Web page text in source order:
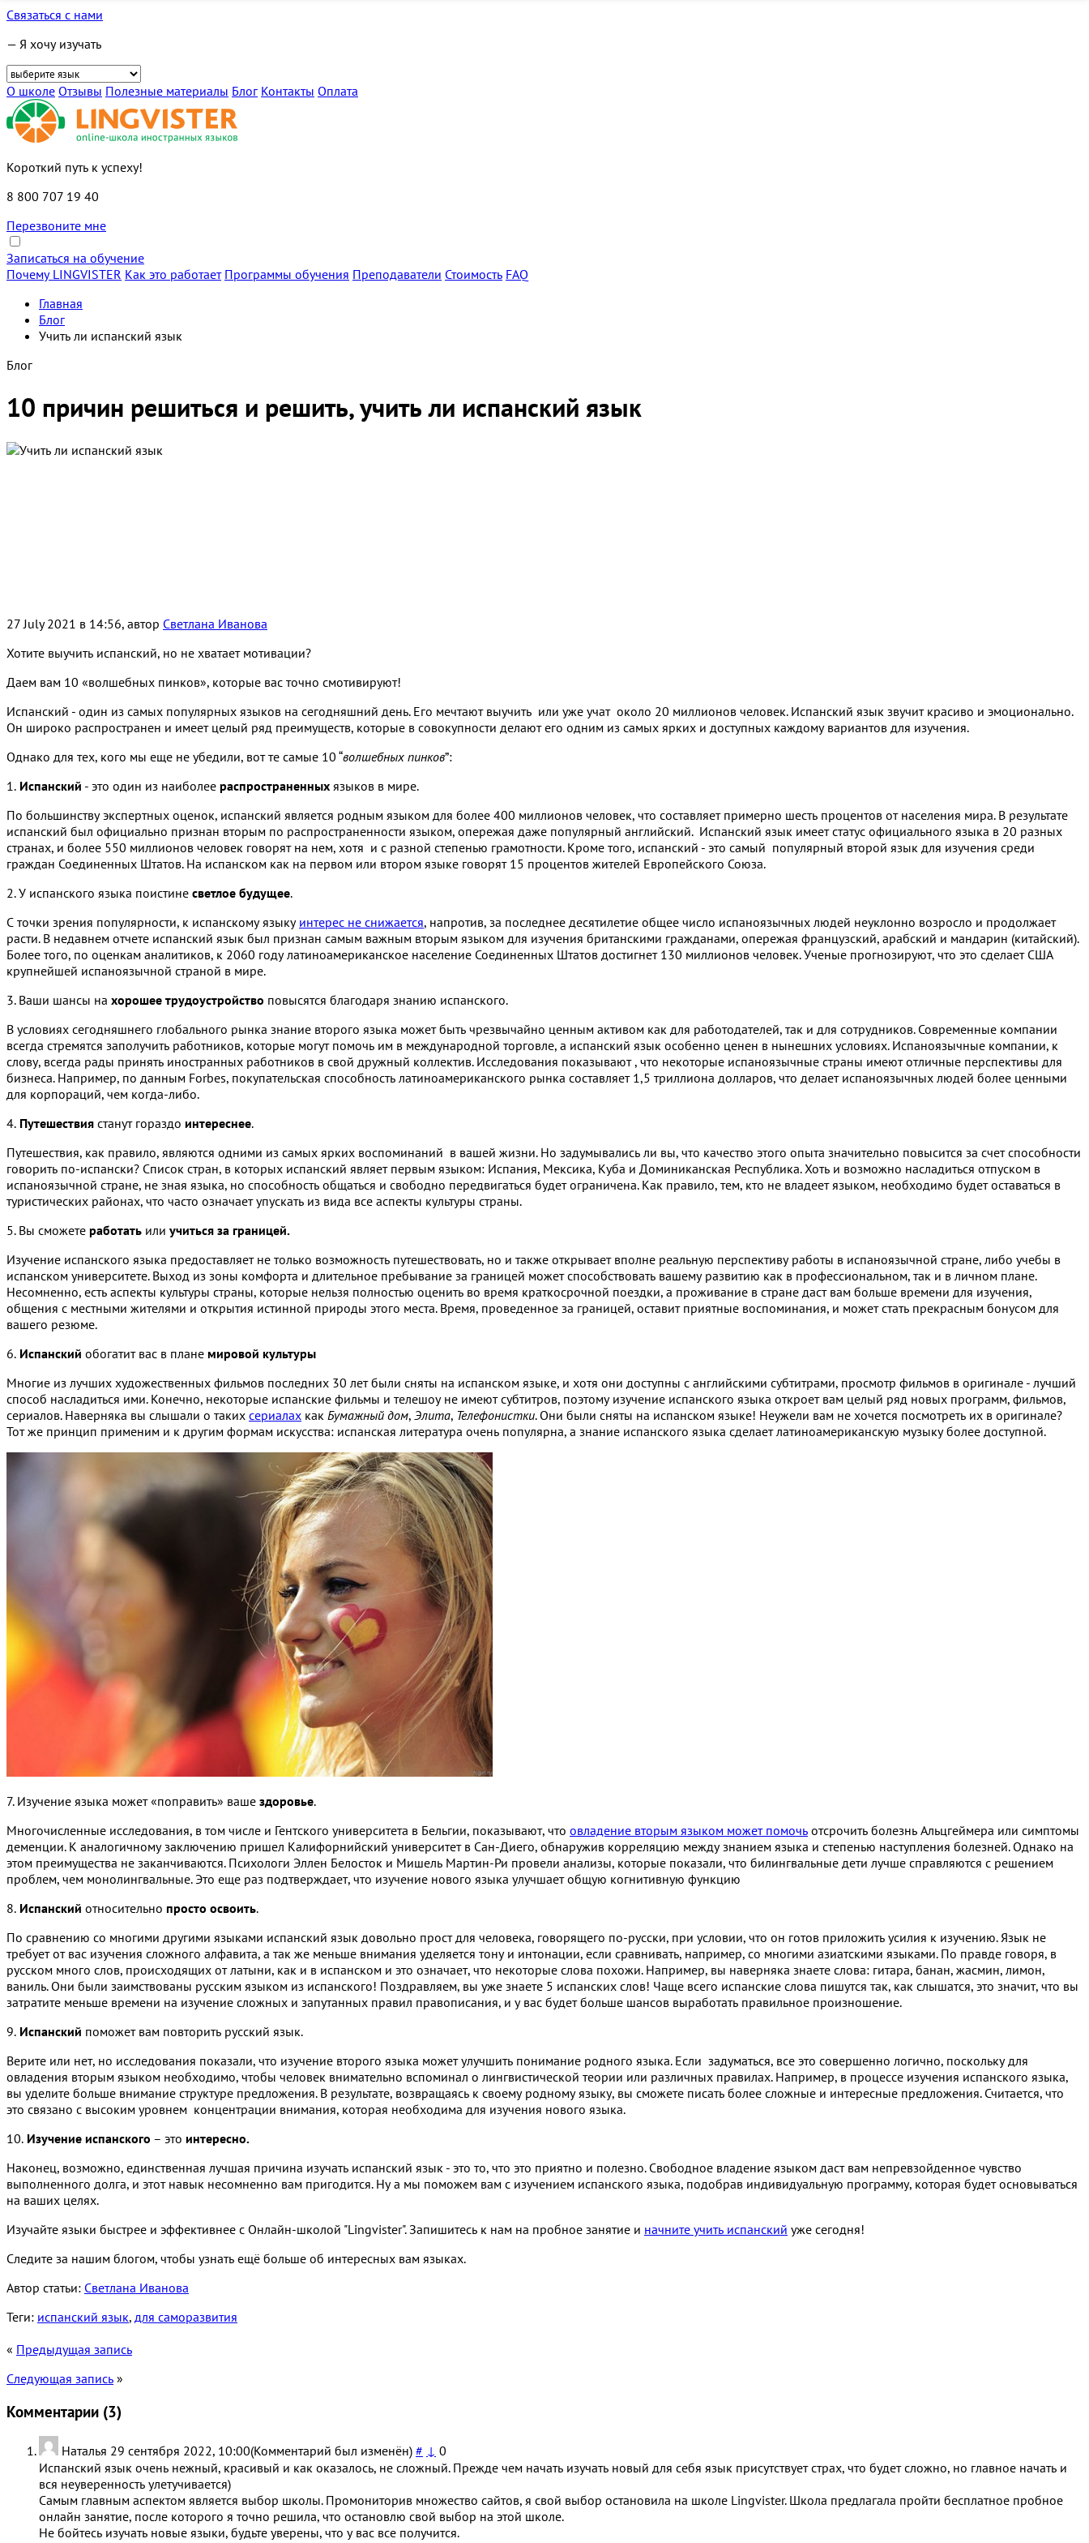
Связаться с нами
— Я хочу изучать
О школе Отзывы Полезные материалы Блог Контакты Оплата
Короткий путь к успеху!
8 800 707 19 40
Перезвоните мне
Записаться на обучение
Почему LINGVISTER Как это работает Программы обучения Преподаватели Стоимость FAQ
Главная
Блог
Учить ли испанский язык
Блог
10 причин решиться и решить, учить ли испанский язык
27 July 2021 в 14:56, автор Светлана Иванова
Хотите выучить испанский, но не хватает мотивации?
Даем вам 10 «волшебных пинков», которые вас точно смотивируют!
Испанский - один из самых популярных языков на сегодняшний день. Его мечтают выучить или уже учат около 20 миллионов человек. Испанский язык звучит красиво и эмоционально.
Он широко распространен и имеет целый ряд преимуществ, которые в совокупности делают его одним из самых ярких и доступных каждому вариантов для изучения.
Однако для тех, кого мы еще не убедили, вот те самые 10 “волшебных пинков”:
1. Испанский - это один из наиболее распространенных языков в мире.
По большинству экспертных оценок, испанский является родным языком для более 400 миллионов человек, что составляет примерно шесть процентов от населения мира. В результате
испанский был официально признан вторым по распространенности языком, опережая даже популярный английский. Испанский язык имеет статус официального языка в 20 разных
странах, и более 550 миллионов человек говорят на нем, хотя и с разной степенью грамотности. Кроме того, испанский - это самый популярный второй язык для изучения среди
граждан Соединенных Штатов. На испанском как на первом или втором языке говорят 15 процентов жителей Европейского Союза.
2. У испанского языка поистине светлое будущее.
С точки зрения популярности, к испанскому языку интерес не снижается, напротив, за последнее десятилетие общее число испаноязычных людей неуклонно возросло и продолжает
расти. В недавнем отчете испанский язык был признан самым важным вторым языком для изучения британскими гражданами, опережая французский, арабский и мандарин (китайский).
Более того, по оценкам аналитиков, к 2060 году латиноамериканское население Соединенных Штатов достигнет 130 миллионов человек. Ученые прогнозируют, что это сделает США
крупнейшей испаноязычной страной в мире.
3. Ваши шансы на хорошее трудоустройство повысятся благодаря знанию испанского.
В условиях сегодняшнего глобального рынка знание второго языка может быть чрезвычайно ценным активом как для работодателей, так и для сотрудников. Современные компании
всегда стремятся заполучить работников, которые могут помочь им в международной торговле, а испанский язык особенно ценен в нынешних условиях. Испаноязычные компании, к
слову, всегда рады принять иностранных работников в свой дружный коллектив. Исследования показывают , что некоторые испаноязычные страны имеют отличные перспективы для
бизнеса. Например, по данным Forbes, покупательская способность латиноамериканского рынка составляет 1,5 триллиона долларов, что делает испаноязычных людей более ценными
для корпораций, чем когда-либо.
4. Путешествия станут гораздо интереснее.
Путешествия, как правило, являются одними из самых ярких воспоминаний в вашей жизни. Но задумывались ли вы, что качество этого опыта значительно повысится за счет способности
говорить по-испански? Список стран, в которых испанский являет первым языком: Испания, Мексика, Куба и Доминиканская Республика. Хоть и возможно насладиться отпуском в
испаноязычной стране, не зная языка, но способность общаться и свободно передвигаться будет ограничена. Как правило, тем, кто не владеет языком, необходимо будет оставаться в
туристических районах, что часто означает упускать из вида все аспекты культуры страны.
5. Вы сможете работать или учиться за границей.
Изучение испанского языка предоставляет не только возможность путешествовать, но и также открывает вполне реальную перспективу работы в испаноязычной стране, либо учебы в
испанском университете. Выход из зоны комфорта и длительное пребывание за границей может способствовать вашему развитию как в профессиональном, так и в личном плане.
Несомненно, есть аспекты культуры страны, которые нельзя полностью оценить во время краткосрочной поездки, а проживание в стране даст вам больше времени для изучения,
общения с местными жителями и открытия истинной природы этого места. Время, проведенное за границей, оставит приятные воспоминания, и может стать прекрасным бонусом для
вашего резюме.
6. Испанский обогатит вас в плане мировой культуры
Многие из лучших художественных фильмов последних 30 лет были сняты на испанском языке, и хотя они доступны с английскими субтитрами, просмотр фильмов в оригинале - лучший
способ насладиться ими. Конечно, некоторые испанские фильмы и телешоу не имеют субтитров, поэтому изучение испанского языка откроет вам целый ряд новых программ, фильмов,
сериалов. Наверняка вы слышали о таких сериалах как Бумажный дом, Элита, Телефонистки. Они были сняты на испанском языке! Неужели вам не хочется посмотреть их в оригинале?
Тот же принцип применим и к другим формам искусства: испанская литература очень популярна, а знание испанского языка сделает латиноамериканскую музыку более доступной.
7. Изучение языка может «поправить» ваше здоровье.
Многочисленные исследования, в том числе и Гентского университета в Бельгии, показывают, что овладение вторым языком может помочь отсрочить болезнь Альцгеймера или симптомы
деменции. К аналогичному заключению пришел Калифорнийский университет в Сан-Диего, обнаружив корреляцию между знанием языка и степенью наступления болезней. Однако на
этом преимущества не заканчиваются. Психологи Эллен Белосток и Мишель Мартин-Ри провели анализы, которые показали, что билингвальные дети лучше справляются с решением
проблем, чем монолингвальные. Это еще раз подтверждает, что изучение нового языка улучшает общую когнитивную функцию
8. Испанский относительно просто освоить.
По сравнению со многими другими языками испанский язык довольно прост для человека, говорящего по-русски, при условии, что он готов приложить усилия к изучению. Язык не
требует от вас изучения сложного алфавита, а так же меньше внимания уделяется тону и интонации, если сравнивать, например, со многими азиатскими языками. По правде говоря, в
русском много слов, происходящих от латыни, как и в испанском и это означает, что некоторые слова похожи. Например, вы наверняка знаете слова: гитара, банан, жасмин, лимон,
ваниль. Они были заимствованы русским языком из испанского! Поздравляем, вы уже знаете 5 испанских слов! Чаще всего испанские слова пишутся так, как слышатся, это значит, что вы
затратите меньше времени на изучение сложных и запутанных правил правописания, и у вас будет больше шансов выработать правильное произношение.
9. Испанский поможет вам повторить русский язык.
Верите или нет, но исследования показали, что изучение второго языка может улучшить понимание родного языка. Если задуматься, все это совершенно логично, поскольку для
овладения вторым языком необходимо, чтобы человек внимательно вспоминал о лингвистической теории или различных правилах. Например, в процессе изучения испанского языка,
вы уделите больше внимание структуре предложения. В результате, возвращаясь к своему родному языку, вы сможете писать более сложные и интересные предложения. Считается, что
это связано с высоким уровнем концентрации внимания, которая необходима для изучения нового языка.
10. Изучение испанского – это интересно.
Наконец, возможно, единственная лучшая причина изучать испанский язык - это то, что это приятно и полезно. Свободное владение языком даст вам непревзойденное чувство
выполненного долга, и этот навык несомненно вам пригодится. Ну а мы поможем вам с изучением испанского языка, подобрав индивидуальную программу, которая будет основываться
на ваших целях.
Изучайте языки быстрее и эффективнее с Онлайн-школой "Lingvister". Запишитесь к нам на пробное занятие и начните учить испанский уже сегодня!
Следите за нашим блогом, чтобы узнать ещё больше об интересных вам языках.
Автор статьи: Светлана Иванова
Теги: испанский язык, для саморазвития
« Предыдущая запись
Следующая запись »
Комментарии (3)
Наталья 29 сентября 2022, 10:00(Комментарий был изменён) # ↓ 0
Испанский язык очень нежный, красивый и как оказалось, не сложный. Прежде чем начать изучать новый для себя язык присутствует страх, что будет сложно, но главное начать и
вся неуверенность улетучивается)
Самым главным аспектом является выбор школы. Промониторив множество сайтов, я свой выбор остановила на школе Lingvister. Школа предлагала пройти бесплатное пробное
онлайн занятие, после которого я точно решила, что остановлю свой выбор на этой школе.
Не бойтесь изучать новые языки, будьте уверены, что у вас все получится.